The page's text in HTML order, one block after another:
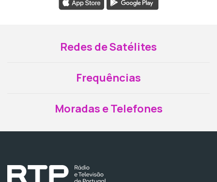
Redes de Satélites
Frequências
Moradas e Telefones